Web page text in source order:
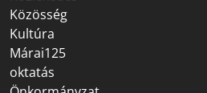
Közösség
Kultúra
Márai125
oktatás